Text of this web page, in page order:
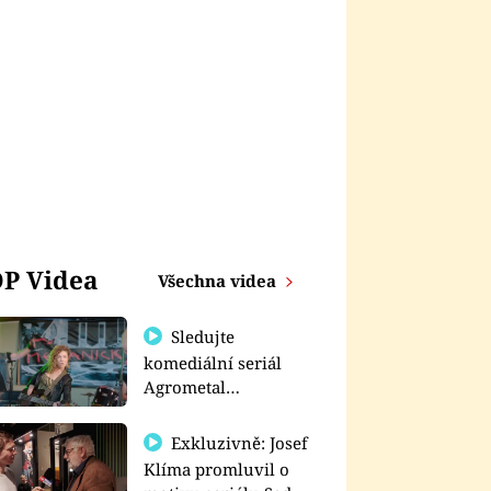
Videa Všechna videa
Sledujte
komediální seriál
Agrometal
prima+
Exkluzivně: Josef
Klíma promluvil o